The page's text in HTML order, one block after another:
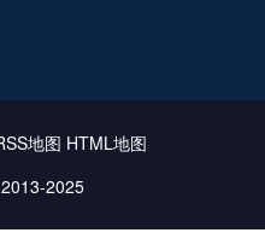
地图 HTML地图
2025